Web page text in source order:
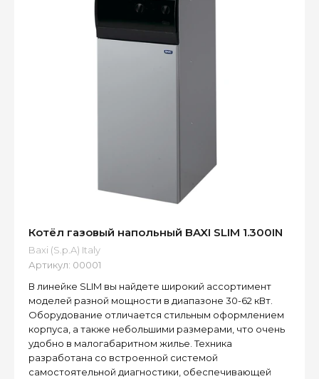
Котёл газовый напольный BAXI SLIM 1.300IN
Baxi (S.p.A) Italy
Артикул: 00001
В линейке SLIM вы найдете широкий ассортимент
моделей разной мощности в диапазоне 30-62 кВт.
Оборудование отличается стильным оформлением
корпуса, а также небольшими размерами, что очень
удобно в малогабаритном жилье. Техника
разработана со встроенной системой
самостоятельной диагностики, обеспечивающей